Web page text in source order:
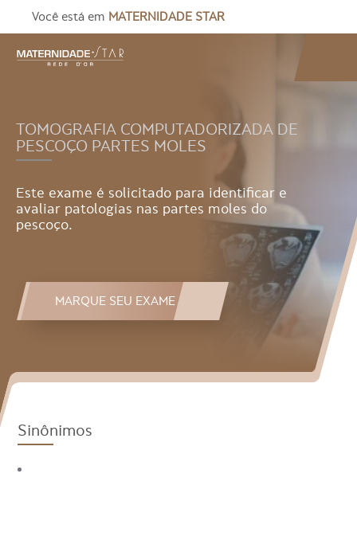
Você está em MATERNIDADE STAR
TOMOGRAFIA COMPUTADORIZADA DE
PESCOÇO PARTES MOLES
Este exame é solicitado para identificar e
avaliar patologias nas partes moles do
pescoço.
MARQUE SEU EXAME
Sinônimos